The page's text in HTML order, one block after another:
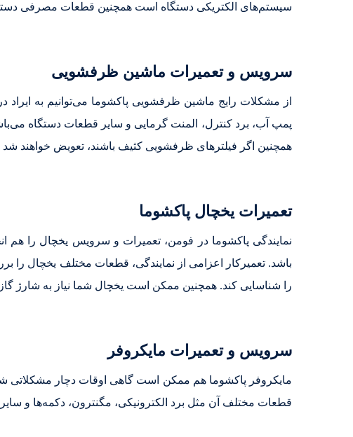
سیستم‌های الکتریکی دستگاه است همچنین قطعات مصرفی
سرویس و تعمیرات ماشین ظرفشویی
از مشکلات رایج ماشین ظرفشویی پاکشوما می‌توانیم به
پمپ آب، برد کنترل، المنت گرمایی و سایر قطعات دستگاه
همچنین اگر فیلترهای ظرفشویی کثیف باشند، تعویض خواهند
تعمیرات یخچال پاکشوما
نمایندگی پاکشوما در فومن، تعمیرات و سرویس یخچال را
باشد. تعمیرکار اعزامی از نمایندگی، قطعات مختلف یخچال
را شناسایی کند. همچنین ممکن است یخچال شما نیاز به شارژ
سرویس و تعمیرات مایکروفر
مایکروفر پاکشوما هم ممکن است گاهی اوقات دچار مشکلاتی
قطعات مختلف آن مثل برد الکترونیکی، مگنترون، دکمه‌ها و